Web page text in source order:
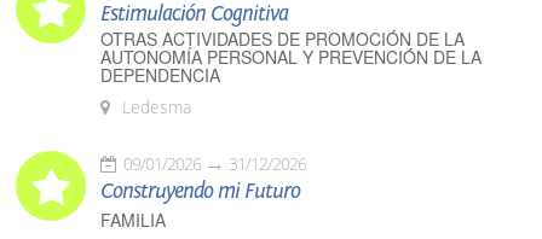
Estimulación Cognitiva
OTRAS ACTIVIDADES DE PROMOCIÓN DE LA
AUTONOMÍA PERSONAL Y PREVENCIÓN DE LA
DEPENDENCIA
Ledesma
09/01/2026 31/12/2026
Construyendo mi Futuro
FAMILIA